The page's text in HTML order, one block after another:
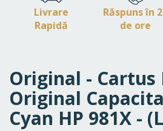
Livrare
Rapidă
Răspuns în
de ore
Original -
Original
Cyan HP 981X -